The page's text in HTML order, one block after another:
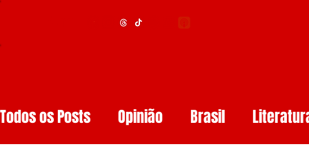
Todos os Posts Opinião Brasil